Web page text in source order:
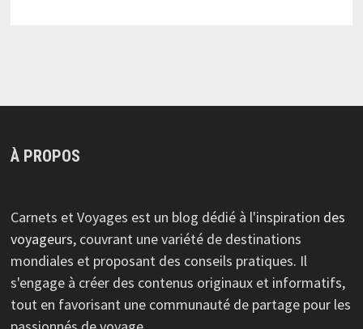
À PROPOS
Carnets et Voyages est un blog dédié à l'inspiration des
voyageurs, couvrant une variété de destinations
mondiales et proposant des conseils pratiques. Il
s'engage à créer des contenus originaux et informatifs,
tout en favorisant une communauté de partage pour les